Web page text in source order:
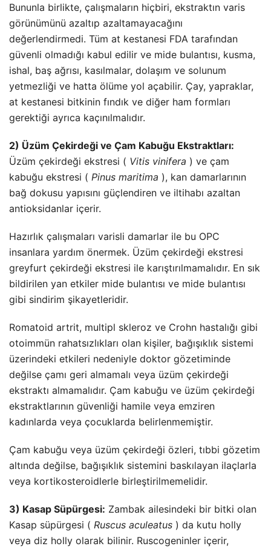
Bununla birlikte, çalışmaların hiçbiri, ekstraktın varis
görünümünü azaltıp azaltamayacağını
değerlendirmedi. Tüm at kestanesi FDA tarafından
güvenli olmadığı kabul edilir ve mide bulantısı, kusma,
ishal, baş ağrısı, kasılmalar, dolaşım ve solunum
yetmezliği ve hatta ölüme yol açabilir. Çay, yapraklar,
at kestanesi bitkinin fındık ve diğer ham formları
gerektiği ayrıca kaçınılmalıdır.
2) Üzüm Çekirdeği ve Çam Kabuğu Ekstraktları:
Üzüm çekirdeği ekstresi ( Vitis vinifera ) ve çam
kabuğu ekstresi ( Pinus maritima ), kan damarlarının
bağ dokusu yapısını güçlendiren ve iltihabı azaltan
antioksidanlar içerir.
Hazırlık çalışmaları varisli damarlar ile bu OPC
insanlara yardım önermek. Üzüm çekirdeği ekstresi
greyfurt çekirdeği ekstresi ile karıştırılmamalıdır. En sık
bildirilen yan etkiler mide bulantısı ve mide bulantısı
gibi sindirim şikayetleridir.
Romatoid artrit, multipl skleroz ve Crohn hastalığı gibi
otoimmün rahatsızlıkları olan kişiler, bağışıklık sistemi
üzerindeki etkileri nedeniyle doktor gözetiminde
değilse çamı geri almamalı veya üzüm çekirdeği
ekstraktı almamalıdır. Çam kabuğu ve üzüm çekirdeği
ekstraktlarının güvenliği hamile veya emziren
kadınlarda veya çocuklarda belirlenmemiştir.
Çam kabuğu veya üzüm çekirdeği özleri, tıbbi gözetim
altında değilse, bağışıklık sistemini baskılayan ilaçlarla
veya kortikosteroidlerle birleştirilmemelidir.
3) Kasap Süpürgesi: Zambak ailesindeki bir bitki olan
Kasap süpürgesi ( Ruscus aculeatus ) da kutu holly
veya diz holly olarak bilinir. Ruscogeninler içerir,